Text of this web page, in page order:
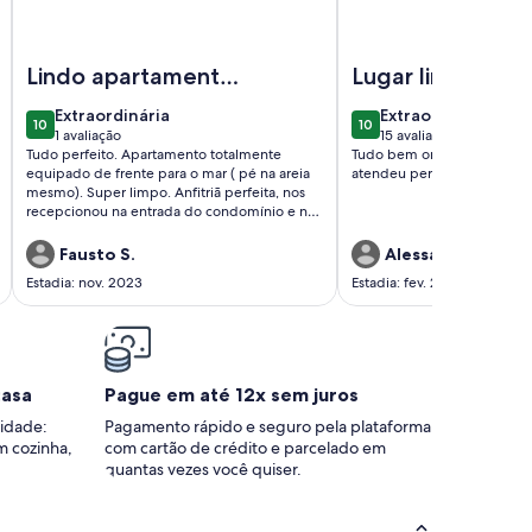
Lindo apartamento
na Praia Grande em
Angra dos Reis
1010 de 10
Extraordinária
extraordinária
1 avaliação
(1
avaliação)
Tudo perfeito. Apartamento totalmente
equipado de frente para o mar ( pé na areia
mesmo). Super limpo. Anfitriã perfeita, nos
recepcionou na entrada do condomínio e nos
e depois nos mostrou o apartamento por
completo explicando cada detalhe. Muita
atenciosa a ANA. Disponível Caiaque,
prancha de stand up paddle, utensílios para
praia. Muito perfeito mesmo o apartamento.
Estão de parabéns.. Retornaremos com
certeza muitas outras vezes.
Fausto S.
Estadia: nov. 2023
Lugar lindo
1010 de 10
Extraordinária
extraordinária
15 avaliações
(15
avaliações)
Tudo bem organizado,
atendeu perfeitamente
Alessandro C F.
Estadia: fev. 2023
cozinha,
Pague em até 12x sem juros
Pagamento rápido e seguro pela plataforma
com cartão de crédito e parcelado em
quantas vezes você quiser.